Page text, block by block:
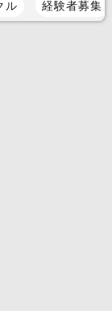
ル 経験者募集